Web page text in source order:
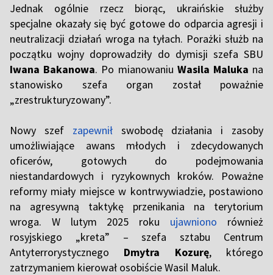
Jednak ogólnie rzecz biorąc, ukraińskie służby
specjalne okazały się być gotowe do odparcia agresji i
neutralizacji działań wroga na tyłach. Porażki służb na
początku wojny doprowadziły do dymisji szefa SBU
Iwana Bakanowa. Po mianowaniu Wasila Maluka na
stanowisko szefa organ został poważnie
„zrestrukturyzowany”.
Nowy szef zapewniłswobodę działania i zasoby
umożliwiające awans młodych i zdecydowanych
oficerów, gotowych do podejmowania
niestandardowych i ryzykownych kroków. Poważne
reformy miały miejsce w kontrwywiadzie, postawiono
na agresywną taktykę przenikania na terytorium
wroga. W lutym 2025 roku
ujawniono również
rosyjskiego „kreta” – szefa sztabu Centrum
Antyterrorystycznego Dmytra Kozurę, którego
zatrzymaniem kierował osobiście Wasil Maluk.